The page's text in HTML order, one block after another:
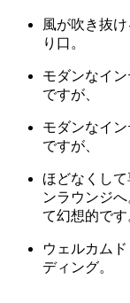
風が吹き抜
り口。
モダンなイ
ですが、
モダンなイ
ですが、
ほどなくし
ンラウンジ
て幻想的です
ウェルカム
ディング。